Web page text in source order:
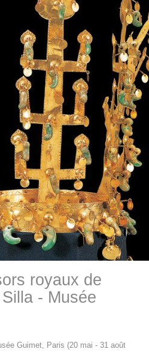
royaux de
- Musée
Guimet, Paris (20 mai - 31 août